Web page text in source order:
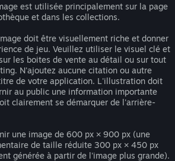
est utilisée principalement sur la page
et dans les collections.
doit être visuellement riche et donner
de jeu. Veuillez utiliser le visuel clé et
les boites de vente au détail ou sur tout
N'ajoutez aucune citation ou autre
de votre application. L'illustration doit
au public une information importante
clairement se démarquer de l'arrière-
une image de 600 px × 900 px (une
de taille réduite 300 px × 450 px
générée à partir de l'image plus grande).